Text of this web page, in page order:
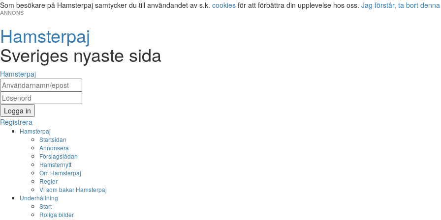
Som besökare på Hamsterpaj samtycker du till användandet av s.k. cookies för att förbättra din upplevelse hos oss. Jag förstår, ta bort
ANNONS
Hamsterpaj
Sveriges nyaste sida
Hamsterpaj
Logga in
Registrera
Hamsterpaj
Startsidan
Annonsera
Förslagslådan
Hamsternytt
Om Hamsterpaj
Regler
Vi som bakar Hamsterpaj
Underhållning
Start
Roliga bilder